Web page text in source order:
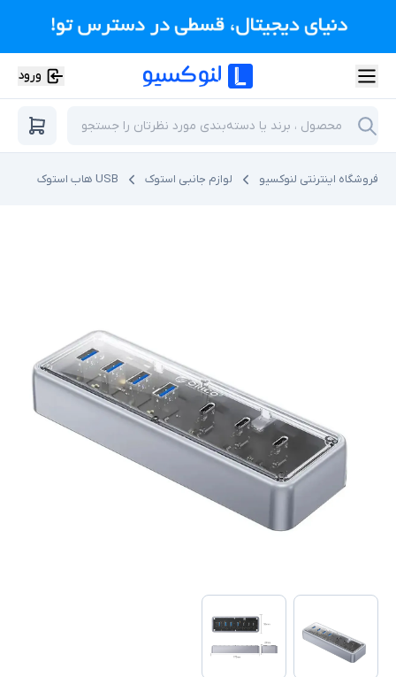
ورود
فروشگاه اینترنتی لنوکسیو لوازم جانبی استوک USB هاب استوک